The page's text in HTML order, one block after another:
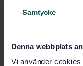
Samtycke
Denna webbplats
Vi använder
Safety of